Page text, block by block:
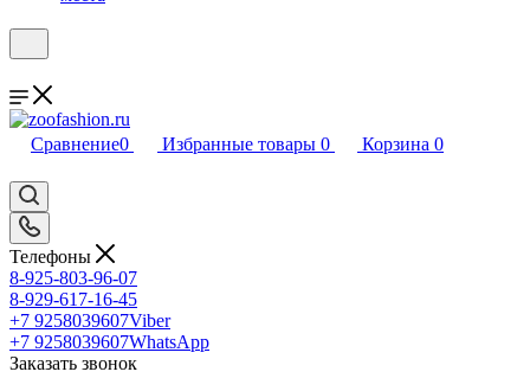
Сравнение0 Избранные товары 0 Корзина 0
Телефоны
8-925-803-96-07
8-929-617-16-45
+7 9258039607Viber
+7 9258039607WhatsApp
Заказать звонок